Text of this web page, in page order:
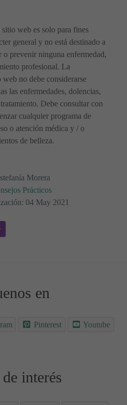
web es solo para fines
general y no está destinado a
o prevenir ninguna enfermedad,
profesional. La
no debe considerarse
las enfermedades, dolencias,
Debe consultar con
cualquier programa de
o atención médica y / o
de belleza.
Morera
Prácticos
04 May 2021
de tela reutilizables más vendidos
Protectores de esquinas para
en
Pinterest Youtube
interés